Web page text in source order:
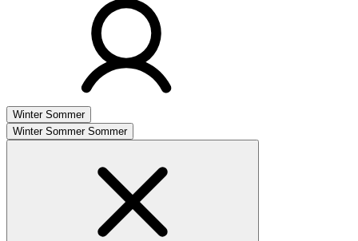
Winter Sommer
Winter Sommer Sommer